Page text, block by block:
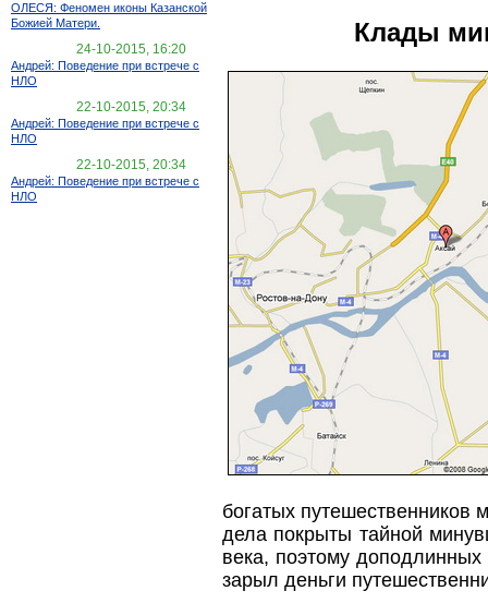
ОЛЕСЯ: Феномен иконы Казанской
Божией Матери.
24-10-2015, 16:20
Андрей: Поведение при встрече с
НЛО
22-10-2015, 20:34
Андрей: Поведение при встрече с
НЛО
22-10-2015, 20:34
Андрей: Поведение при встрече с
НЛО
Клады
богатых
дела покрыты тайной
века, поэтому
зарыл деньги